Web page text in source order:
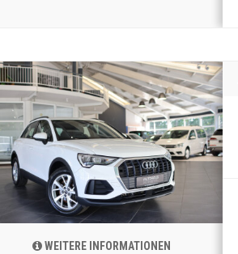
WEITERE INFORMATIONEN